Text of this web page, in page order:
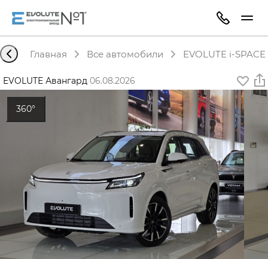
Главная Все автомобили EVOLUTE i-
EVOLUTE Авангард·06.08.2026
360°